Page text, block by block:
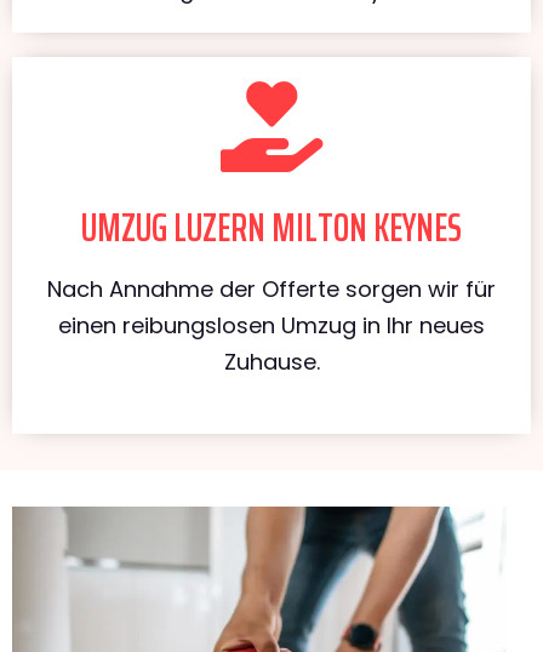
UMZUG LUZERN MILTON KEYNES
Nach Annahme der Offerte sorgen wir für
einen reibungslosen Umzug in Ihr neues
Zuhause.